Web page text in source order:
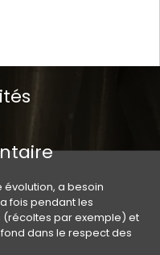
a besoin
fois pendant les
par exemple) et
dans le respect des